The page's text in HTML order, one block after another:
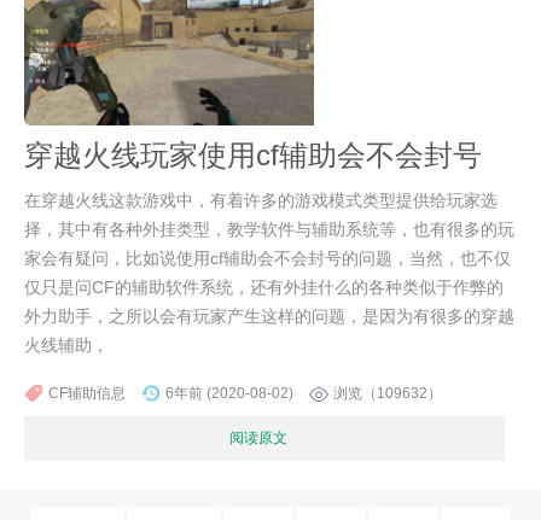
穿越火线玩家使用cf辅助会不会封号
在穿越火线这款游戏中，有着许多的游戏模式类型提供给玩家选
择，其中有各种外挂类型，教学软件与辅助系统等，也有很多的玩
家会有疑问，比如说使用cf辅助会不会封号的问题，当然，也不仅
仅只是问CF的辅助软件系统，还有外挂什么的各种类似于作弊的
外力助手，之所以会有玩家产生这样的问题，是因为有很多的穿越
火线辅助，
CF辅助信息 6年前 (2020-08-02) 浏览（109632）
阅读原文